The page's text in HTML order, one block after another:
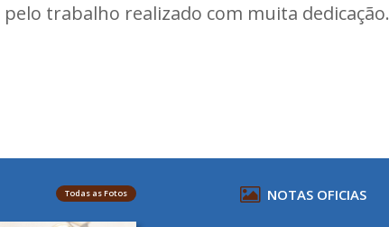
trabalho realizado com muita dedicação.
Todas as Fotos NOTAS OFICIAS